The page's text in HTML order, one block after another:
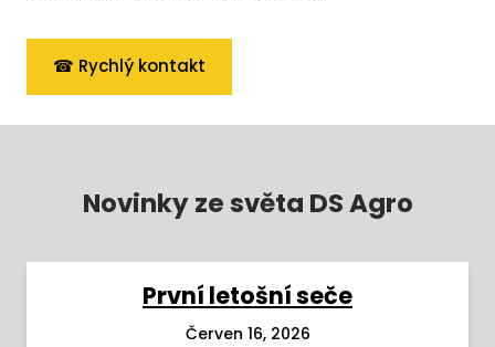
☎ Rychlý kontakt
Novinky ze světa DS Agro
První letošní seče
Červen 16, 2026